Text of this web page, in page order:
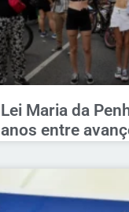
Lei Maria da
anos entre